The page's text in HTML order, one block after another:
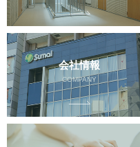
会社情報
COMPANY